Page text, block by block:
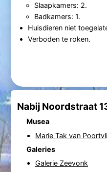
Slaapkamers: 2.
Badkamers: 1.
Huisdieren niet
Verboden te roken.
Nabij Noordstraat
Musea
Marie Tak van
Galeries
Galerie Zeevonk